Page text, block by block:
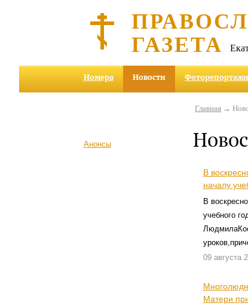
ГАЗЕТА
Номера Новости Фоторепортажи
Анонсы
Главная →
В
началу
В
учебного
09 августа
Матери